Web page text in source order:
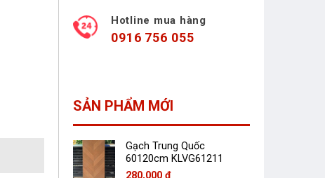
Hotline mua hàng
0916 756 055
SẢN PHẨM MỚI
Gạch Trung Quốc
60120cm KLVG61211
280,000 ₫